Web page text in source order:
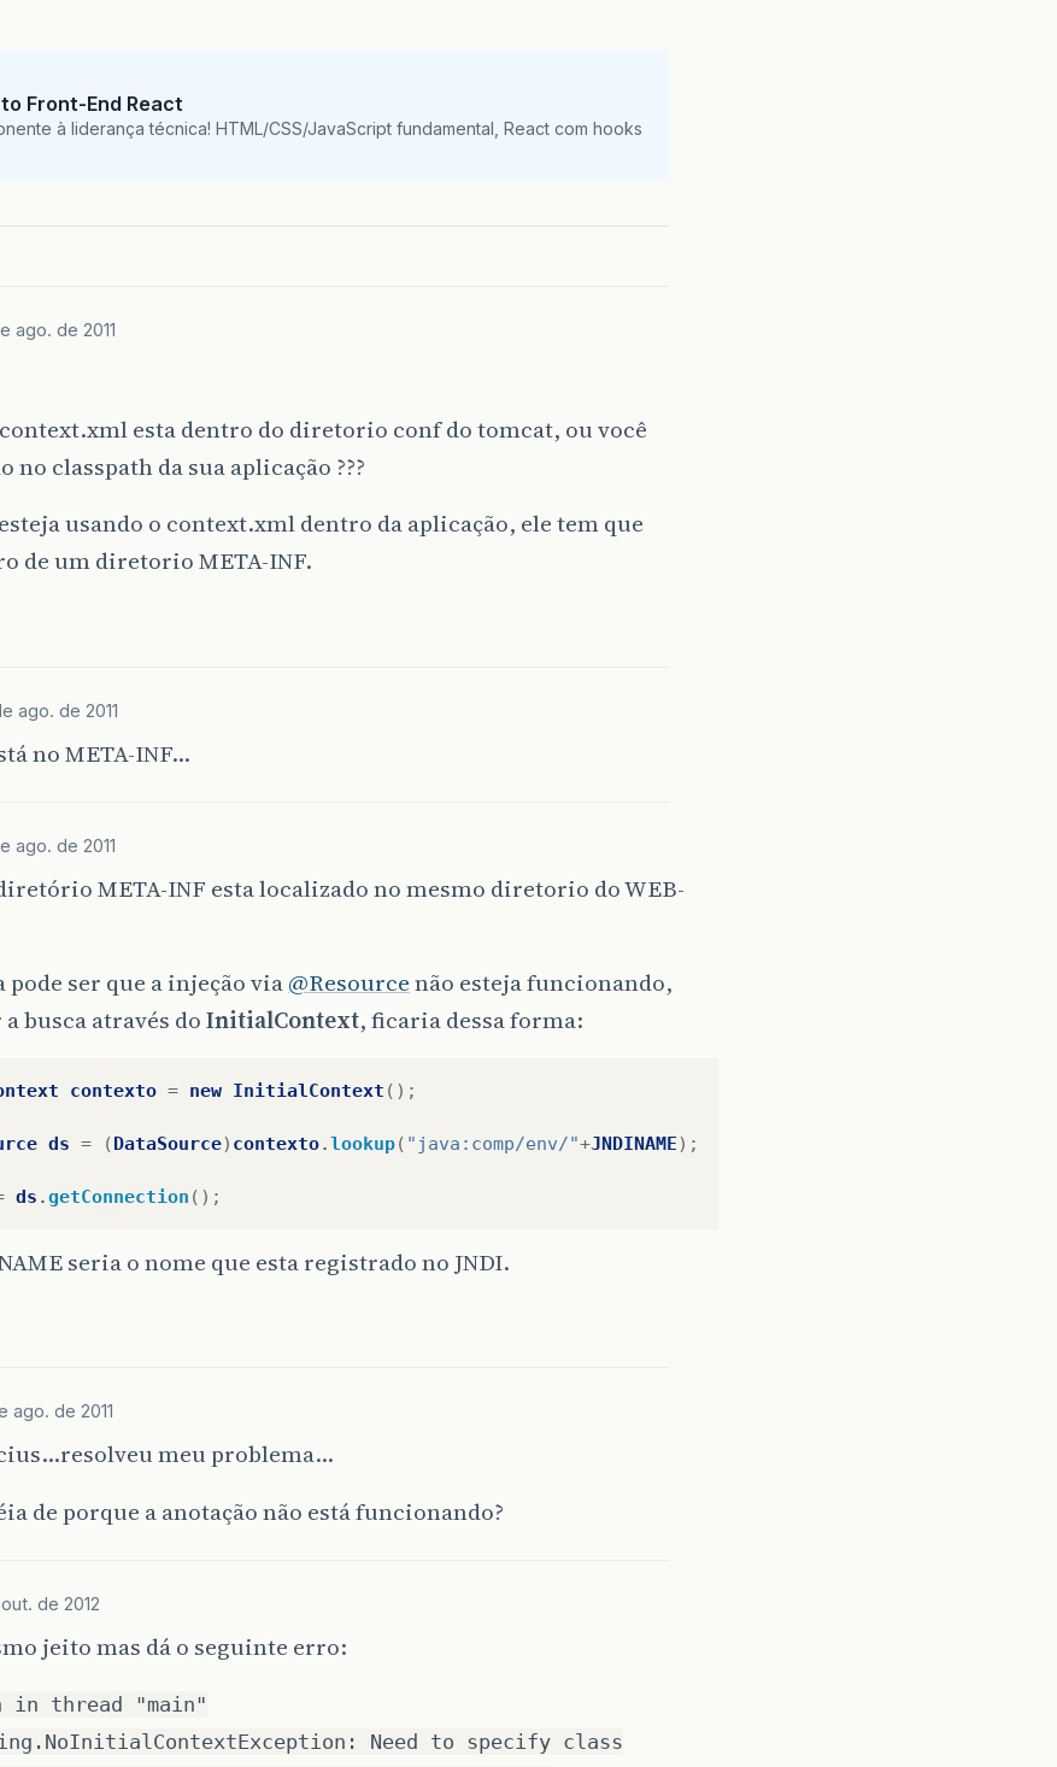
Front-End React
à liderança técnica! HTML/CSS/JavaScript fundamental, React com hooks
ago. de 2011
esta dentro do diretorio conf do tomcat, ou você
no classpath da sua aplicação ???
usando o context.xml dentro da aplicação, ele tem que
de um diretorio META-INF.
ago. de 2011
no META-INF…
ago. de 2011
META-INF esta localizado no mesmo diretorio do WEB-
pode ser que a injeção via@Resourcenão esteja funcionando,
busca através doInitialContext, ficaria dessa forma:
contexto = new InitialContext ();
ds = (DataSource) contexto.lookup( "java:comp/env/"+JNDINAME);
ds .getConnection ();
seria o nome que esta registrado no JNDI.
ago. de 2011
meu problema…
de porque a anotação não está funcionando?
de 2012
jeito mas dá o seguinte erro:
in thread "main"
Need to specify class